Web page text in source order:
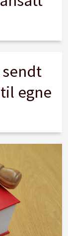
egne